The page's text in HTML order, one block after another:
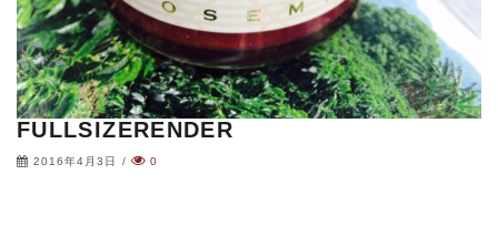
FULLSIZERENDER
2016年4月3日 / 0